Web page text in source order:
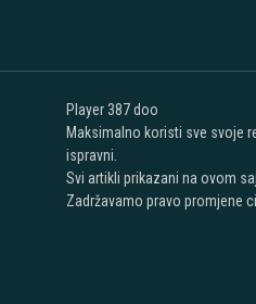
Player 387 doo
Maksimalno koristi sve svoje
ispravni.
Svi artikli prikazani na ovom
Zadržavamo pravo promjene